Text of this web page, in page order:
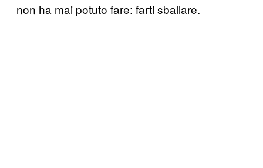
non ha mai potuto fare: farti sballare.